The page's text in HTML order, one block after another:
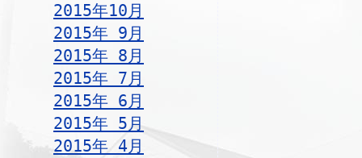
2015年10月
2015年 9月
2015年 8月
2015年 7月
2015年 6月
2015年 5月
2015年 4月